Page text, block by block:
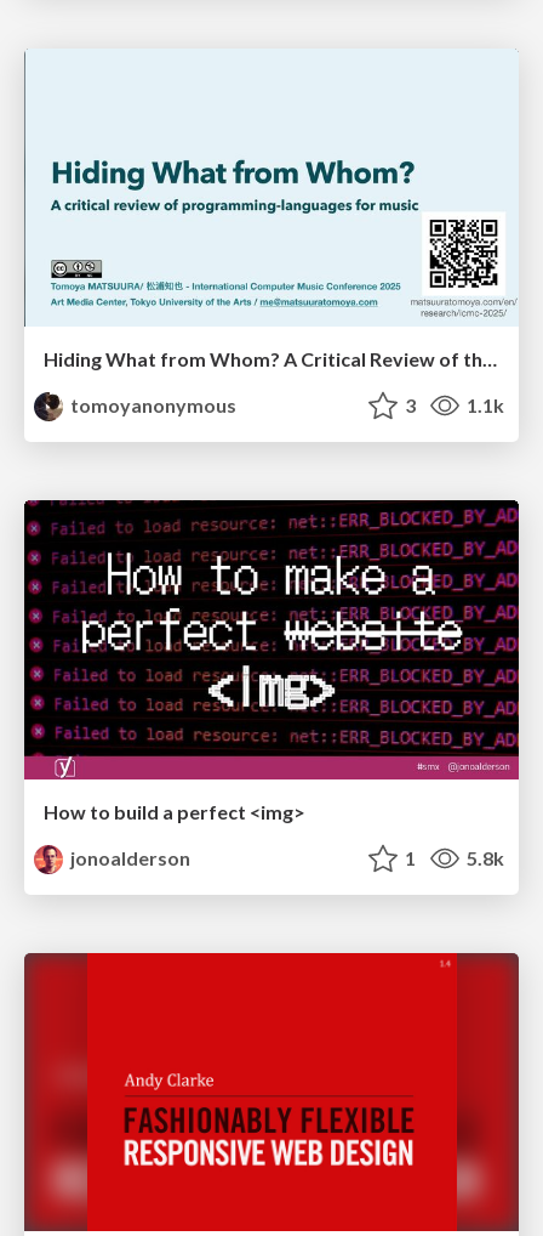
Hiding What from Whom? A Critical Review of the History of Programming languages for Music
tomoyanonymous
3 1.1k
How to build a perfect <img>
jonoalderson
1 5.8k